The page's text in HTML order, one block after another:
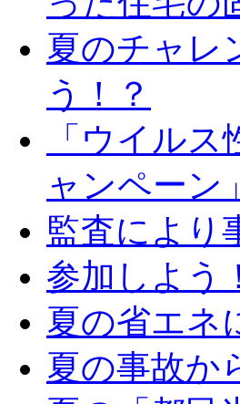
夏のチャ
う！？
「ウイル
ャンペーン
監査により
参加しよう
夏の省エネ
夏の事故か